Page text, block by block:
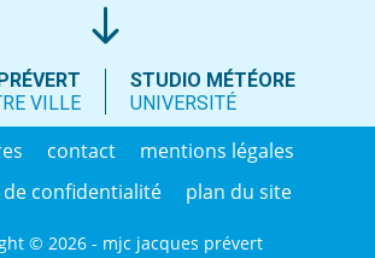
VILLE
STUDIO MÉTÉORE
UNIVERSITÉ
contact
mentions légales
confidentialité
plan du site
© 2026 - mjc jacques prévert